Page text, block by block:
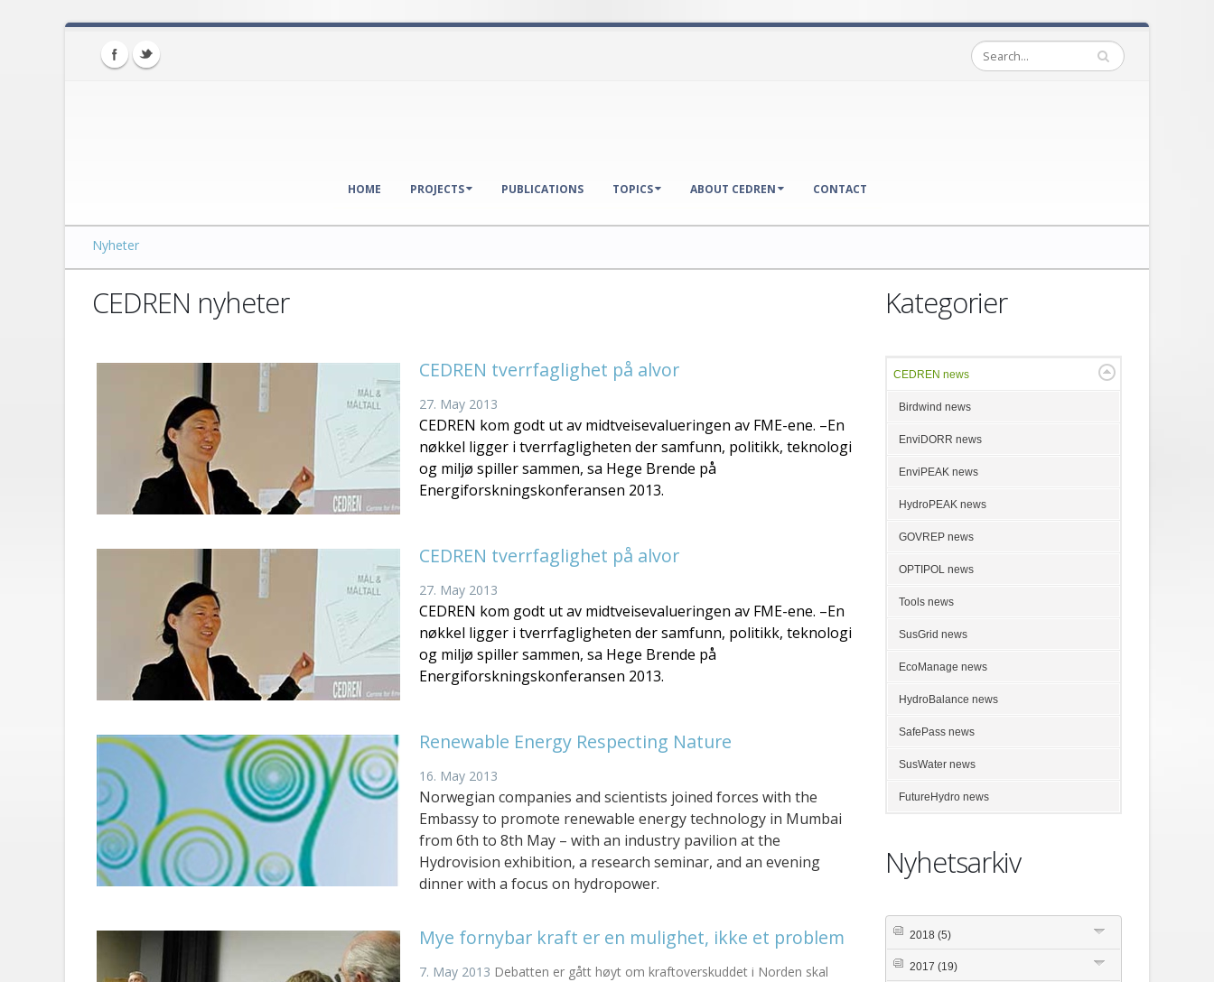
HOME PROJECTS PUBLICATIONS TOPICS ABOUT CEDREN CONTACT
Nyheter
CEDREN nyheter
CEDREN tverrfaglighet på alvor
27. May 2013
CEDREN kom godt ut av midtveisevalueringen av FME-ene. –En
nøkkel ligger i tverrfagligheten der samfunn, politikk, teknologi
og miljø spiller sammen, sa Hege Brende på
Energiforskningskonferansen 2013.
CEDREN tverrfaglighet på alvor
27. May 2013
CEDREN kom godt ut av midtveisevalueringen av FME-ene. –En
nøkkel ligger i tverrfagligheten der samfunn, politikk, teknologi
og miljø spiller sammen, sa Hege Brende på
Energiforskningskonferansen 2013.
Renewable Energy Respecting Nature
16. May 2013
Norwegian companies and scientists joined forces with the
Embassy to promote renewable energy technology in Mumbai
from 6th to 8th May – with an industry pavilion at the
Hydrovision exhibition, a research seminar, and an evening
dinner with a focus on hydropower.
Mye fornybar kraft er en mulighet, ikke et problem
7. May 2013 Debatten er gått høyt om kraftoverskuddet i Norden skal
Kategorier
CEDREN news
Birdwind news
EnviDORR news
EnviPEAK news
HydroPEAK news
GOVREP news
OPTIPOL news
Tools news
SusGrid news
EcoManage news
HydroBalance news
SafePass news
SusWater news
FutureHydro news
Nyhetsarkiv
2018 (5)
2017 (19)